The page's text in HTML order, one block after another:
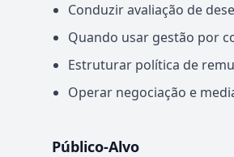
Conduzir avaliação de
Quando usar gestão por
Estruturar política de
Operar negociação e
Público-Alvo